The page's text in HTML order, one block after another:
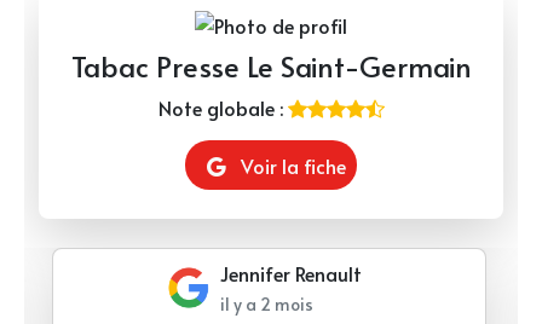
Tabac Presse Le Saint-Germain
Note globale :
Voir la fiche
Jennifer Renault
il y a 2 mois